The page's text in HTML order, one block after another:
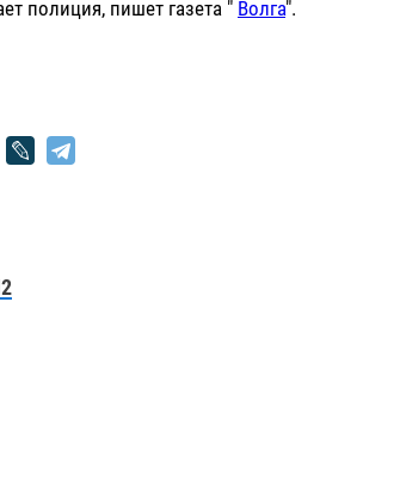
полиция, пишет газета " Волга".